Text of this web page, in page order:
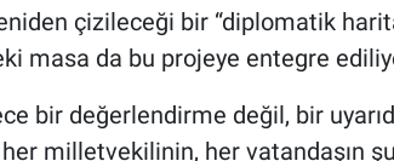
çizileceği bir “diplomatik
masa da bu projeye entegre
bir değerlendirme değil, bir
milletvekilinin, her vatandaşın